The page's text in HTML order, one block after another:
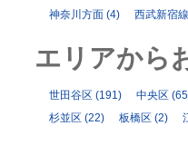
神奈川方面 (4) 西武新宿線
エリアから
世田谷区 (191) 中央区
杉並区 (22) 板橋区 (2)